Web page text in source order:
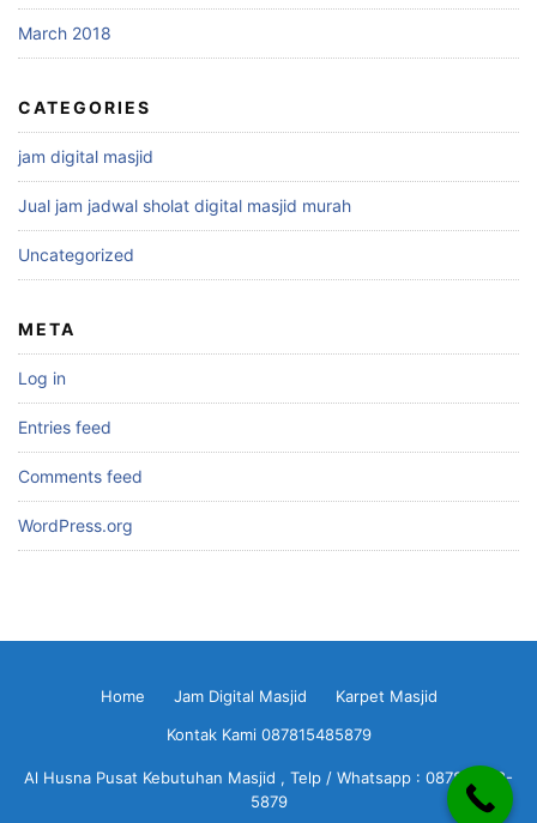
March 2018
CATEGORIES
jam digital masjid
Jual jam jadwal sholat digital masjid murah
Uncategorized
META
Log in
Entries feed
Comments feed
WordPress.org
Home Jam Digital Masjid
Karpet Masjid
Kontak Kami 087815485879
Al Husna Pusat Kebutuhan Masjid , Telp / Whatsapp : 0878-1548-
5879